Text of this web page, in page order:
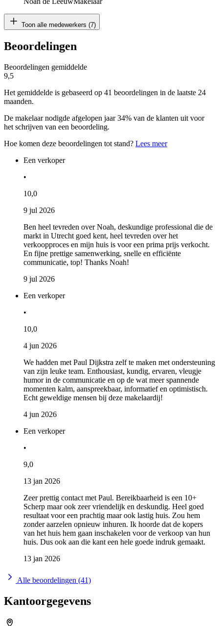
Toon alle medewerkers (7)
Beoordelingen
Beoordelingen gemiddelde
9,5
Het gemiddelde is gebaseerd op 41 beoordelingen in de laatste 24
maanden.
De makelaar nodigde afgelopen jaar 34% van de klanten uit voor
het schrijven van een beoordeling.
Hoe komen deze beoordelingen tot stand? Lees meer
Een verkoper
•
10,0
9 jul 2026
Ben heel tevreden over Noah, deskundige professional die de
markt in Utrecht goed kent, heel tevreden over het
verkoopproces en mijn huis is voor een prima prijs verkocht.
En fijne prettige samenwerking, snelle en efficiënte
communicatie, top! Thanks Noah!
9 jul 2026
Een verkoper
•
10,0
4 jun 2026
We hadden met Paul Dijkstra zelf te maken met ondersteuning
van zijn leuke team. Enthousiast, kundig, ervaren, vleugje
humor in de communicatie en op de wat meer spannende
momenten kalm, aanspreekbaar, informatief en optimistisch.
Echt geweldige mensen bij deze makelaardij!
4 jun 2026
Een verkoper
•
9,0
13 jan 2026
Zeer prettig contact met Paul. Bereikbaarheid is een 10+
Scherp maar ook zeer vriendelijk en deskundig. Heel goed
resultaat voor een prachtig maar ook lastig huis. Zou hem
zonder aarzelen opnieuw inhuren. Ik hoorde dat de kopers
van het huis hem gaan inschakelen voor de verkoop van hun
huis. Dus ook aan die kant een hele goede indruk gemaakt.
13 jan 2026
Alle beoordelingen (41)
Kantoorgegevens